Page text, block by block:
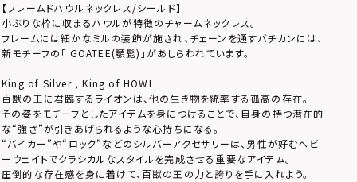
【フレームドハウルネックレス/シールド】
小ぶりな枠に収まるハウルが特徴のチャームネックレス。
フレームには細かなミルの装飾が施され、チェーンを通すバチカンには、
新モチーフの「 GOATEE(顎髭)」があしらわれています。
King of Silver , King of HOWL
百獣の王に君臨するライオンは、他の生き物を統率する孤高の存在。
その姿をモチーフとしたアイテムを身につけることで、自身の持つ潜在的
な“強さ”が引きあげられるような心持ちになる。
“バイカー”や“ロック”などのシルバーアクセサリーは、男性が好むヘビ
ーウェイトでクラシカルなスタイルを完成させる重要なアイテム。
圧倒的な存在感を身に着けて、百獣の王の力と誇りを手に入れよう。